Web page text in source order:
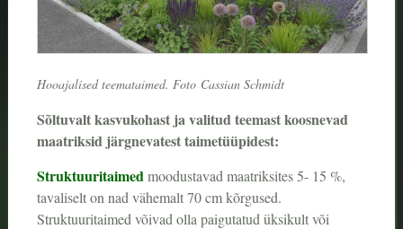
Hooajalised teemataimed. Foto Cassian Schmidt
Sõltuvalt kasvukohast ja valitud teemast koosnevad
maatriksid järgnevatest taimetüüpidest:
Struktuuritaimed moodustavad maatriksites 5- 15 %,
tavaliselt on nad vähemalt 70 cm kõrgused.
Struktuuritaimed võivad olla paigutatud üksikult või